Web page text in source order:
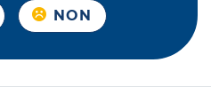
NON